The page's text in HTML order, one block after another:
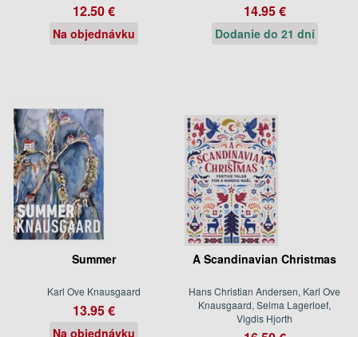
12.50 €
Na objednávku
14.95 €
Dodanie do 21 dní
Summer
Karl Ove Knausgaard
13.95 €
Na objednávku
A Scandinavian Christmas
Hans Christian Andersen, Karl Ove
Knausgaard, Selma Lagerloef,
Vigdis Hjorth